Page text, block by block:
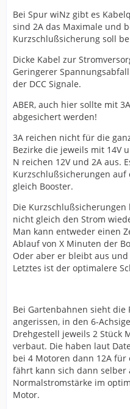
Bei Spur wiNz gibt es
sind 2A das Maximale und
Kurzschlußsicherung soll
Dicke Kabel zur
Geringerer
der DCC Signale.
ABER, auch hier sollte mit
abgesichert werden!
3A reichen nicht für die
Bezirke die jeweils mit 14V
N reichen 12V und 2A aus.
Kurzschlußsicherungen
gleich Booster.
Die
nicht gleich den Strom
Man kann entweder einen
Ablauf von X Minuten der
Oder aber er bleibt aus
Letztes ist der optimalere
Bei Gartenbahnen sieht die
angerissen, in den 6-
Drehgestell jeweils 2 Stück
verbaut. Die haben laut
bei 4 Motoren dann 12A für
fährt kann sich dann selber
Normalstromstärke im
Motor.